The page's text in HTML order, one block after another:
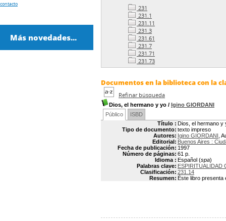
231
231.1
231.11
231.3
231.61
231.7
231.71
231.73
Documentos en la biblioteca con la
Refinar búsqueda
Dios, el hermano y yo / Igino GIORDANI
Público
ISBD
Título : Dios, el hermano y
Tipo de documento: texto impreso
Autores: Igino GIORDANI ,
Editorial: Buenos Aires :
Fecha de publicación: 1997
Número de páginas: 61 p.
Idioma : Español (spa)
Palabras clave: ESPIRITUALIDAD
Clasificación: 231.14
Resumen: Éste libro presenta
contacto
Más novedades...